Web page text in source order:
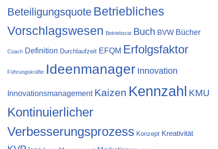
Beteiligungsquote Betriebliches
Vorschlagswesen Betriebsrat Buch BVW Bücher
Coach Definition Durchlaufzeit EFQM Erfolgsfaktor
Führungskräfte Ideenmanager Innovation
Innovationsmanagement Kaizen Kennzahl KMU
Kontinuierlicher
Verbesserungsprozess Konzept Kreativität